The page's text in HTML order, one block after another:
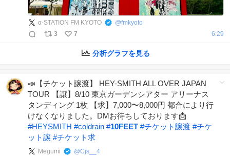
α-STATION FM KYOTO @fmkyoto
3
7 6:29
分析グラフを見る
📣【チケット譲渡】 HEY-SMITH ALL OVER JAPAN
TOUR 【譲】8/10 東京ガーデンシアター アリーナス
タンディング 1枚 【求】7,000〜8,000円 都合により行
けなくなりました。DMお待ちしております📩
#HEYSMITH #coldrain #10FEET #チケット譲渡 #チケ
ット譲 #チケット求
Megumi @Cjs__4